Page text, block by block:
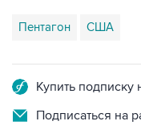
Пентагон США
Купить
Подписаться на